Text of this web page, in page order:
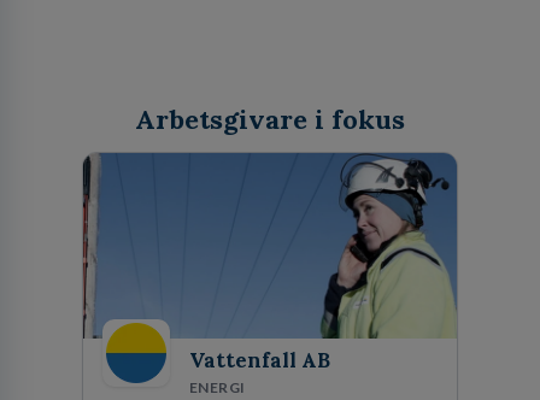
Arbetsgivare i fokus
Vattenfall AB
ENERGI